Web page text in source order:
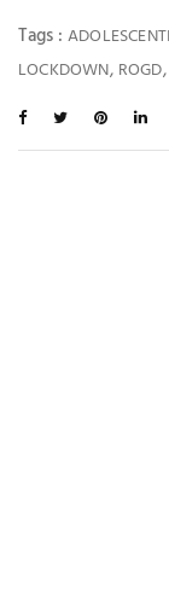
Tags :
LOCKDOWN, ROGD,